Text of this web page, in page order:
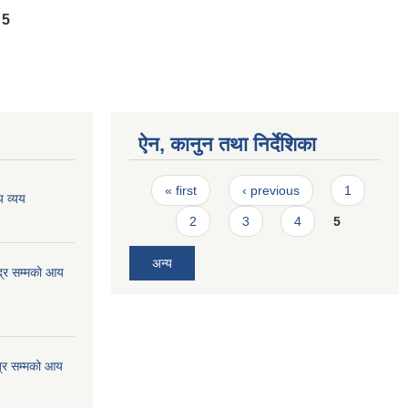
5
व्यय
सम्मको आय
सम्मको आय
ऐन, कानुन तथा निर्देशिका
Pages
« first ‹ previous 1
2 3 4 5
अन्य